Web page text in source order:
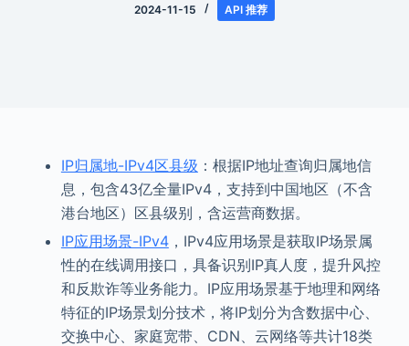
2024-11-15 API 推荐
IP归属地-IPv4区县级 ：根据IP地址查询归属地信
息，包含43亿全量IPv4，支持到中国地区（不含
港台地区）区县级别，含运营商数据。
IP应用场景-IPv4，IPv4应用场景是获取IP场景属
性的在线调用接口，具备识别IP真人度，提升风控
和反欺诈等业务能力。IP应用场景基于地理和网络
特征的IP场景划分技术，将IP划分为含数据中心、
交换中心、家庭宽带、CDN、云网络等共计18类